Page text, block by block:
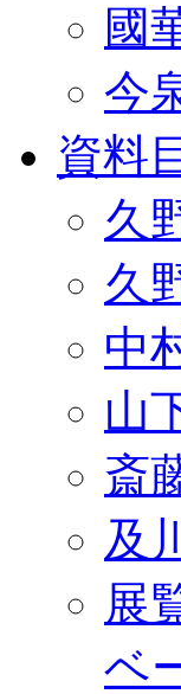
國
今
資料
久
久
中
山
斎
及
展
ベ